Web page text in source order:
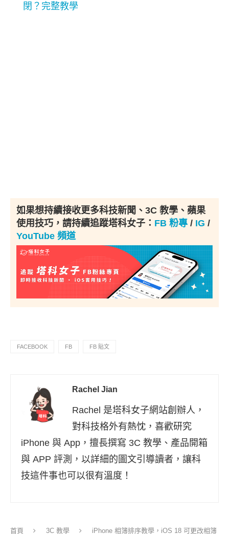
閉？完整教學
如果想持續接收更多科技新聞、3C 教學、蘋果
使用技巧，請持續追蹤塔科女子： FB 粉專 / IG /
YouTube 頻道
FACEBOOK FB FB 貼文
Rachel Jian
Rachel 是塔科女子網站創辦人，
對科技格外有熱忱，喜歡研究
iPhone 與 App，擅長撰寫 3C 教學、產品開箱
與 APP 評測，以詳細的圖文引導讀者，讓科
技這件事也可以很有溫度！
首頁 3C 教學
iPhone 相簿排序教學，iOS 18 可更改相簿